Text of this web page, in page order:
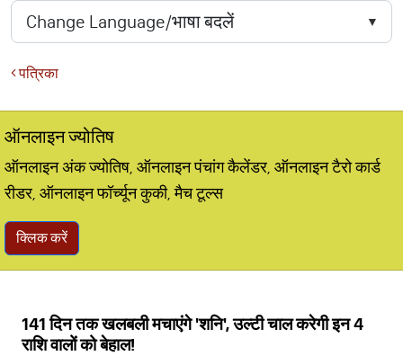
पत्रिका
ऑनलाइन ज्योतिष
ऑनलाइन अंक ज्योतिष, ऑनलाइन पंचांग कैलेंडर, ऑनलाइन टैरो कार्ड
रीडर, ऑनलाइन फॉर्च्यून कुकी, मैच टूल्स
क्लिक करें
141 दिन तक खलबली मचाएंगे 'शनि', उल्‍टी चाल करेगी इन 4
राशि वालों को बेहाल!